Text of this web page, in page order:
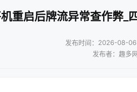
重启后牌流异常查作弊_
发布时间：2026-08-06
发布者：趣多